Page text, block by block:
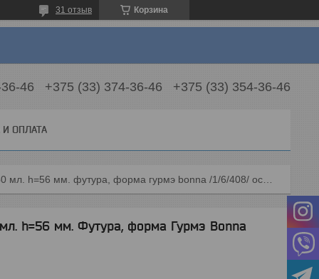
Корзина
31 отзыв
46 +375 (33) 374-36-46 +375 (33) 354-36-46
И ОПЛАТА
Тарелка d=270 мм. глубокая 450 мл. h=56 мм. футура, форма гурмэ bonna /1/6/408/ осень
h=56 мм. Футура, форма Гурмэ Bonna